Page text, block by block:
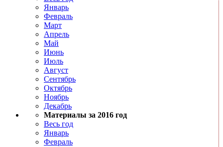
Январь
Февраль
Март
Апрель
Май
Июнь
Июль
Август
Сентябрь
Октябрь
Ноябрь
Декабрь
Материалы за 2016 год
Весь год
Январь
Февраль